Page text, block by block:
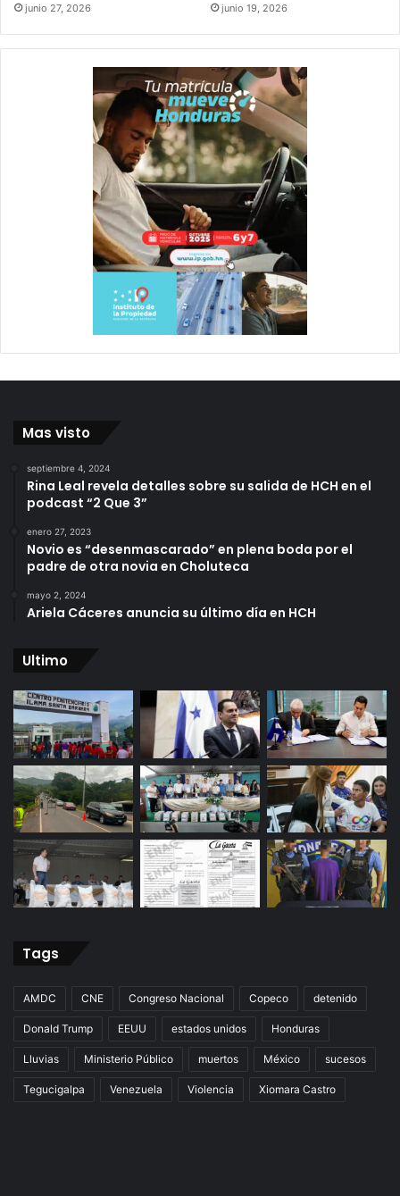
junio 27, 2026 junio 19, 2026
Mas visto
septiembre 4, 2024
Rina Leal revela detalles sobre su salida de HCH en el
podcast “2 Que 3”
enero 27, 2023
Novio es “desenmascarado” en plena boda por el
padre de otra novia en Choluteca
mayo 2, 2024
Ariela Cáceres anuncia su último día en HCH
Ultimo
Tags
AMDC CNE Congreso Nacional Copeco detenido
Donald Trump EEUU estados unidos Honduras
Lluvias Ministerio Público muertos México sucesos
Tegucigalpa Venezuela Violencia Xiomara Castro